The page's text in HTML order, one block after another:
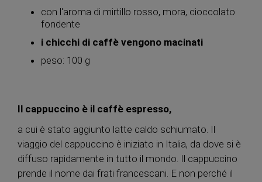
con l'aroma di mirtillo rosso, mora, cioccolato
fondente
i chicchi di caffè vengono macinati
peso: 100 g
Il cappuccino è il caffè espresso,
a cui è stato aggiunto latte caldo schiumato. Il
viaggio del cappuccino è iniziato in Italia, da dove si è
diffuso rapidamente in tutto il mondo. Il cappuccino
prende il nome dai frati francescani. E non perché il